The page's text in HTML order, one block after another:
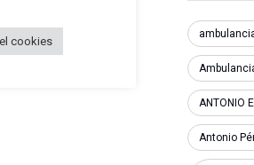
ANTONIO
Antonio
cookies